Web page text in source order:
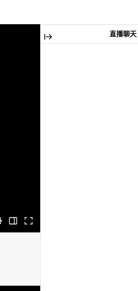
直播聊天